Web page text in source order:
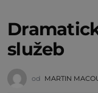
služeb
od MARTIN